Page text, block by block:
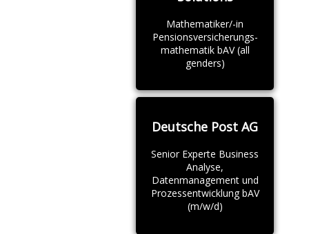
Mathematiker/-in
Pensionsversicherungs-
mathematik bAV (all
genders)
Deutsche Post AG
Senior Experte Business
Analyse,
Datenmanagement und
Prozessentwicklung bAV
(m/w/d)